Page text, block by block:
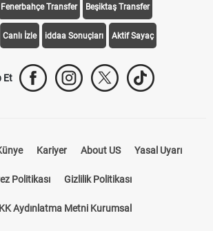
Fenerbahçe Transfer Beşiktaş Transfer
Canlı İzle iddaa Sonuçları Aktif Sayaç